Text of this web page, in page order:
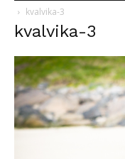
kvalvika-3
kvalvika-3